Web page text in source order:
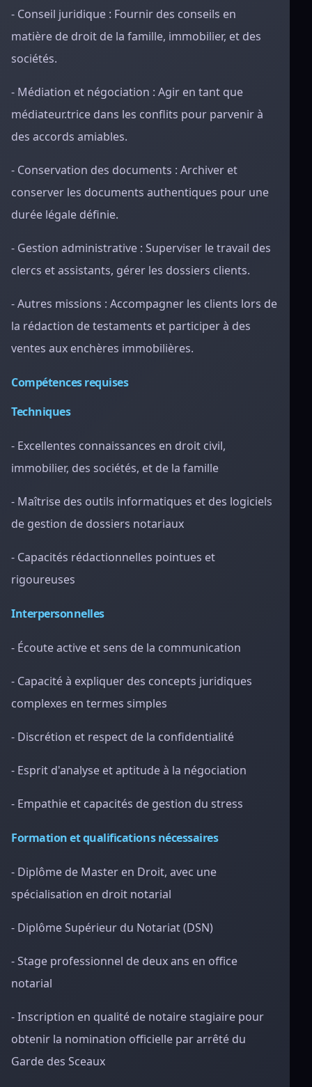
- Conseil juridique : Fournir des conseils en
matière de droit de la famille, immobilier, et des
sociétés.
- Médiation et négociation : Agir en tant que
médiateur.trice dans les conflits pour parvenir à
des accords amiables.
- Conservation des documents : Archiver et
conserver les documents authentiques pour une
durée légale définie.
- Gestion administrative : Superviser le travail des
clercs et assistants, gérer les dossiers clients.
- Autres missions : Accompagner les clients lors de
la rédaction de testaments et participer à des
ventes aux enchères immobilières.
Compétences requises
Techniques
- Excellentes connaissances en droit civil,
immobilier, des sociétés, et de la famille
- Maîtrise des outils informatiques et des logiciels
de gestion de dossiers notariaux
- Capacités rédactionnelles pointues et
rigoureuses
Interpersonnelles
- Écoute active et sens de la communication
- Capacité à expliquer des concepts juridiques
complexes en termes simples
- Discrétion et respect de la confidentialité
- Esprit d'analyse et aptitude à la négociation
- Empathie et capacités de gestion du stress
Formation et qualifications nécessaires
- Diplôme de Master en Droit, avec une
spécialisation en droit notarial
- Diplôme Supérieur du Notariat (DSN)
- Stage professionnel de deux ans en office
notarial
- Inscription en qualité de notaire stagiaire pour
obtenir la nomination officielle par arrêté du
Garde des Sceaux